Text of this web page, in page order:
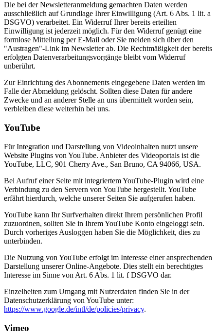
Die bei der Newsletteranmeldung gemachten Daten werden
ausschließlich auf Grundlage Ihrer Einwilligung (Art. 6 Abs. 1 lit. a
DSGVO) verarbeitet. Ein Widerruf Ihrer bereits erteilten
Einwilligung ist jederzeit möglich. Für den Widerruf genügt eine
formlose Mitteilung per E-Mail oder Sie melden sich über den
"Austragen"-Link im Newsletter ab. Die Rechtmäßigkeit der bereits
erfolgten Datenverarbeitungsvorgänge bleibt vom Widerruf
unberührt.
Zur Einrichtung des Abonnements eingegebene Daten werden im
Falle der Abmeldung gelöscht. Sollten diese Daten für andere
Zwecke und an anderer Stelle an uns übermittelt worden sein,
verbleiben diese weiterhin bei uns.
YouTube
Für Integration und Darstellung von Videoinhalten nutzt unsere
Website Plugins von YouTube. Anbieter des Videoportals ist die
YouTube, LLC, 901 Cherry Ave., San Bruno, CA 94066, USA.
Bei Aufruf einer Seite mit integriertem YouTube-Plugin wird eine
Verbindung zu den Servern von YouTube hergestellt. YouTube
erfährt hierdurch, welche unserer Seiten Sie aufgerufen haben.
YouTube kann Ihr Surfverhalten direkt Ihrem persönlichen Profil
zuzuordnen, sollten Sie in Ihrem YouTube Konto eingeloggt sein.
Durch vorheriges Ausloggen haben Sie die Möglichkeit, dies zu
unterbinden.
Die Nutzung von YouTube erfolgt im Interesse einer ansprechenden
Darstellung unserer Online-Angebote. Dies stellt ein berechtigtes
Interesse im Sinne von Art. 6 Abs. 1 lit. f DSGVO dar.
Einzelheiten zum Umgang mit Nutzerdaten finden Sie in der
Datenschutzerklärung von YouTube unter:
https://www.google.de/intl/de/policies/privacy.
Vimeo